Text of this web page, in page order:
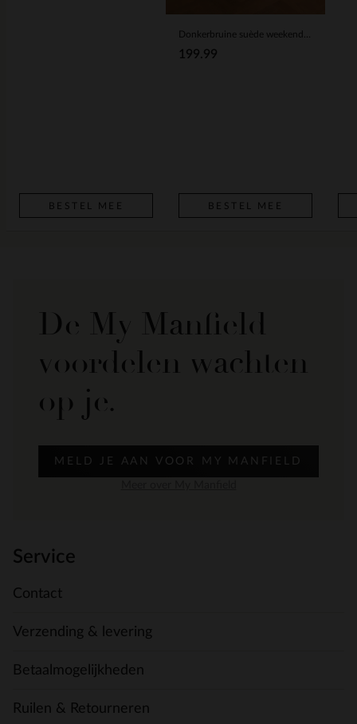
BESTEL MEE
199.99
BESTEL MEE
De My Manfield
voordelen wachten
op je.
MELD JE AAN VOOR MY MANFIELD
Service
Contact
Verzending & levering
Betaalmogelijkheden
Ruilen & Retourneren